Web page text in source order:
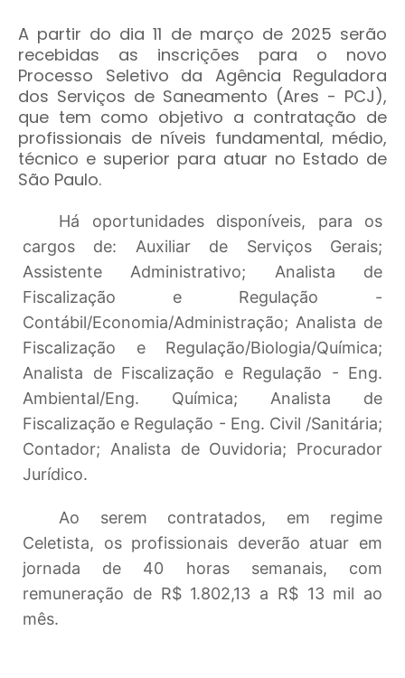
A partir do dia 11 de março de 2025 serão
recebidas as inscrições para o novo
Processo Seletivo da Agência Reguladora
dos Serviços de Saneamento (Ares - PCJ),
que tem como objetivo a contratação de
profissionais de níveis fundamental, médio,
técnico e superior para atuar no Estado de
São Paulo.
Há oportunidades disponíveis, para os
cargos de: Auxiliar de Serviços Gerais;
Assistente Administrativo; Analista de
Fiscalização e Regulação -
Contábil/Economia/Administração; Analista de
Fiscalização e Regulação/Biologia/Química;
Analista de Fiscalização e Regulação - Eng.
Ambiental/Eng. Química; Analista de
Fiscalização e Regulação - Eng. Civil /Sanitária;
Contador; Analista de Ouvidoria; Procurador
Jurídico.
Ao serem contratados, em regime
Celetista, os profissionais deverão atuar em
jornada de 40 horas semanais, com
remuneração de R$ 1.802,13 a R$ 13 mil ao
mês.